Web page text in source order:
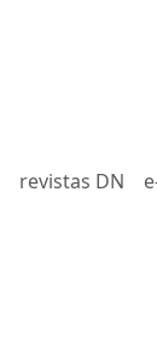
revistas DN